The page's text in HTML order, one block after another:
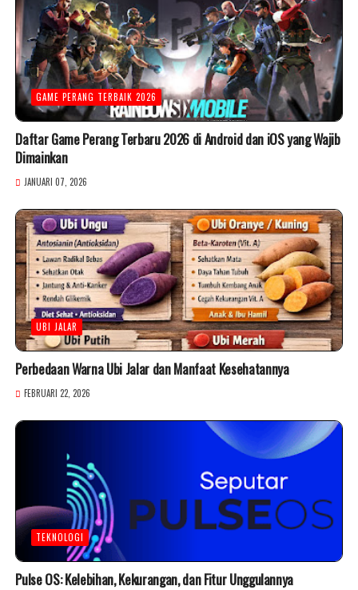
GAME PERANG TERBAIK 2026
Daftar Game Perang Terbaru 2026 di Android dan iOS yang Wajib
Dimainkan
JANUARI 07, 2026
UBI JALAR
Perbedaan Warna Ubi Jalar dan Manfaat Kesehatannya
FEBRUARI 22, 2026
TEKNOLOGI
Pulse OS: Kelebihan, Kekurangan, dan Fitur Unggulannya